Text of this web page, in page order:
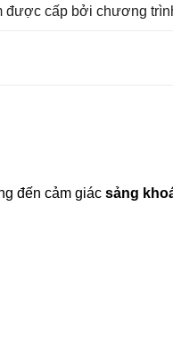
cấp bởi chương
đến cảm giác sảng